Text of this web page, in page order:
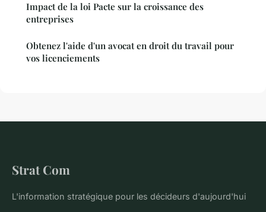
Impact de la loi Pacte sur la croissance des
entreprises
Obtenez l'aide d'un avocat en droit du travail pour
vos licenciements
Strat Com
L'information stratégique pour les décideurs d'aujourd'hui